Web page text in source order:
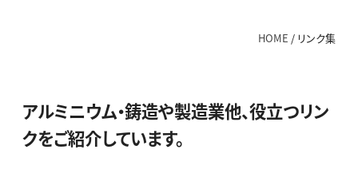
HOME / リンク集
アルミニウム・鋳造や製造業他、役立つリン
クをご紹介しています。